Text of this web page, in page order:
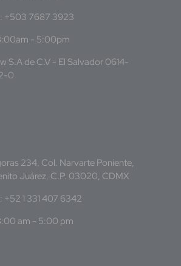
+503 7687 3923
- 5:00pm
S.A de C.V - El Salvador 0614-
0
234, Col. Narvarte Poniente,
Juárez, C.P. 03020, CDMX
+52 1 331 407 6342
am - 5:00 pm